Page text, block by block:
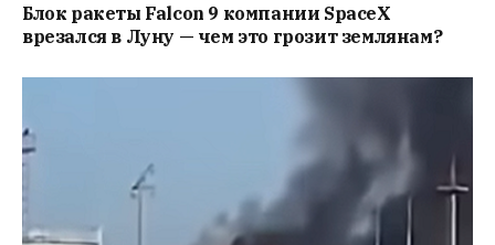
Блок ракеты Falcon 9 компании SpaceX
врезался в Луну — чем это грозит землянам?